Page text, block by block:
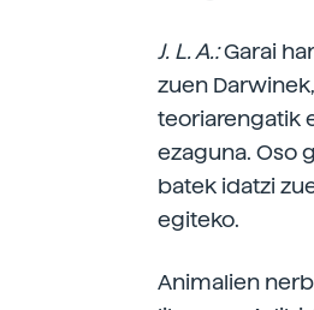
J. L. A.:Garai
zuen
teoriarengatik
ezaguna. Oso
batek idatzi
egiteko.
Animalien